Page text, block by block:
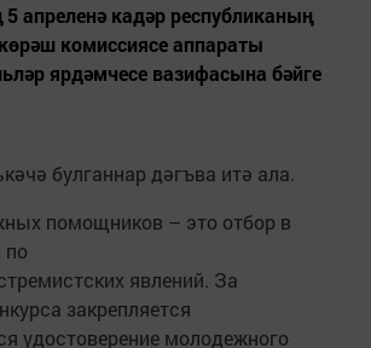
апреленә кадәр республиканың
комиссиясе аппараты
ярдәмчесе вазифасына бәйге
булганнар дәгъва итә ала.
помощников – это отбор в
по
явлений. За
закрепляется
удостоверение молодежного